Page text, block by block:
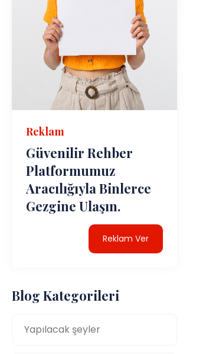
Reklam
Güvenilir Rehber
Platformumuz
Aracılığıyla Binlerce
Gezgine Ulaşın.
Reklam Ver
Blog Kategorileri
Yapılacak şeyler